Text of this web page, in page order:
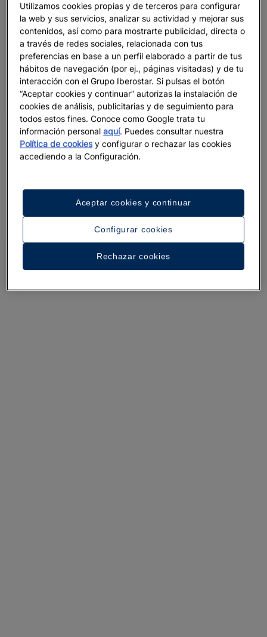
Con el fin de mejorar la experiencia, el hotel
permanecerá cerrado por reforma del 1 de junio
al 30 de noviembre de 2026, ambos incluidos.
Iberostar Selection Rose Hall Suites o Iberostar
Waves Rose Hall Beach y disfrutar de unas
inolvidables vacaciones en Jamaica.
Un paseo por el hotel
Utilizamos cookies propias y de terceros para configurar
la web y sus servicios, analizar su actividad y mejorar sus
contenidos, así como para mostrarte publicidad, directa o
a través de redes sociales, relacionada con tus
preferencias en base a un perfil elaborado a partir de tus
hábitos de navegación (por ej., páginas visitadas) y de tu
interacción con el Grupo Iberostar. Si pulsas el botón
“Aceptar cookies y continuar” autorizas la instalación de
cookies de análisis, publicitarias y de seguimiento para
todos estos fines. Conoce como Google trata tu
información personalaquí. Puedes consultar nuestra
Política de cookiesy configurar o rechazar las cookies
accediendo a la Configuración.
Configurar cookies
Rechazar cookies
Aceptar cookies y continuar